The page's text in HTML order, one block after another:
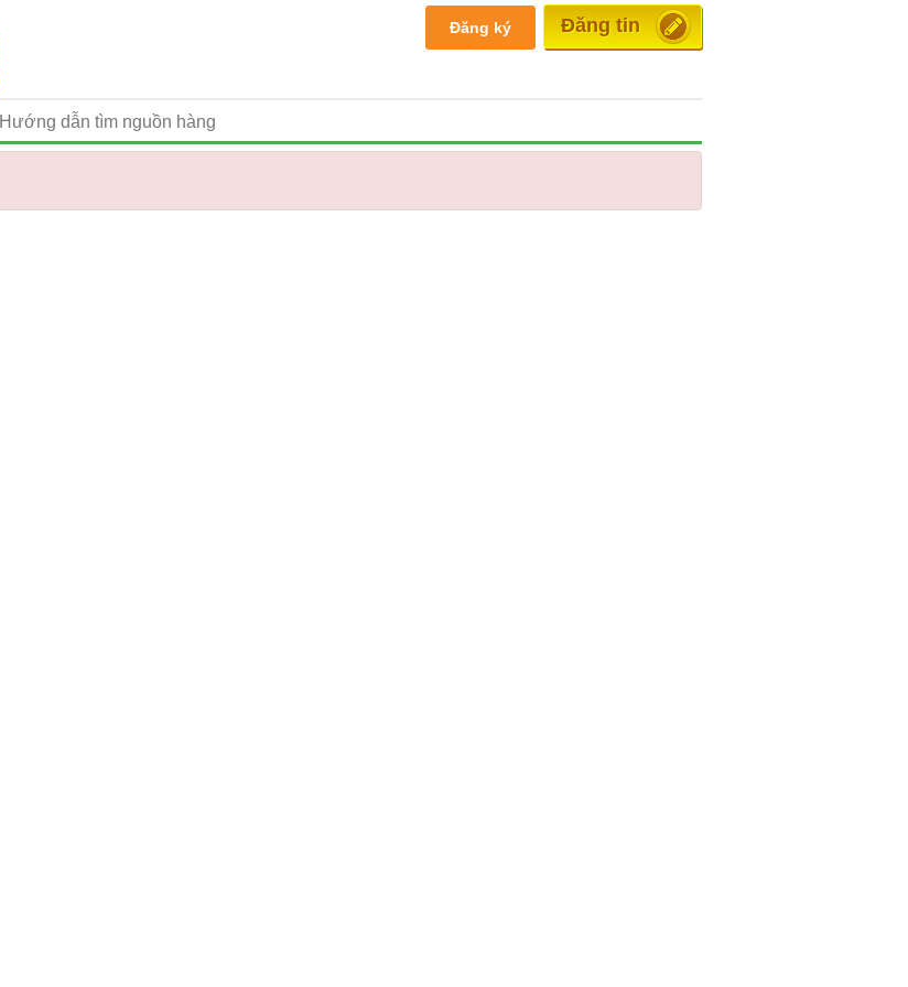
Đăng ký Đăng tin
Hướng dẫn tìm nguồn hàng